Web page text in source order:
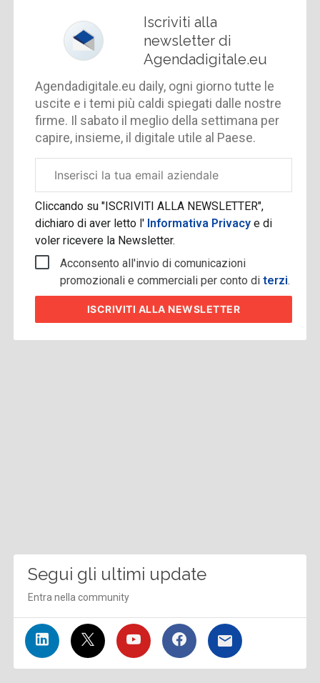
Iscriviti alla
newsletter di
Agendadigitale.eu
Agendadigitale.eu daily, ogni giorno tutte le
uscite e i temi più caldi spiegati dalle nostre
firme. Il sabato il meglio della settimana per
capire, insieme, il digitale utile al Paese.
aziendale
Cliccando su "ISCRIVITI ALLA NEWSLETTER",
dichiaro di aver letto l' Informativa Privacye di
voler ricevere la Newsletter.
Acconsento all'invio di comunicazioni
promozionali e commerciali per conto diterzi.
ISCRIVITI ALLA NEWSLETTER
Segui gli ultimi update
Entra nella community